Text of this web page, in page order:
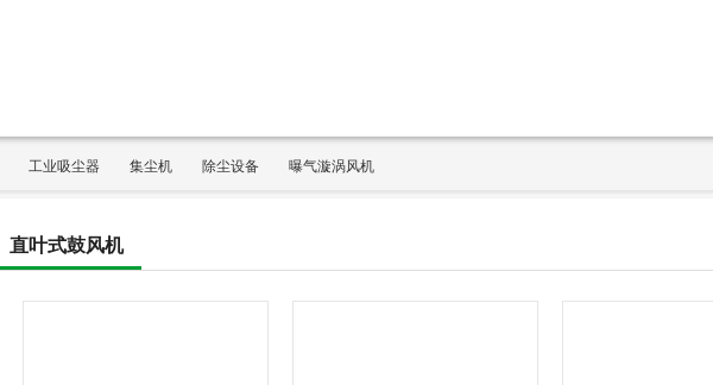
工业吸尘器 集尘机 除尘设备 曝气漩涡风机
直叶式鼓风机